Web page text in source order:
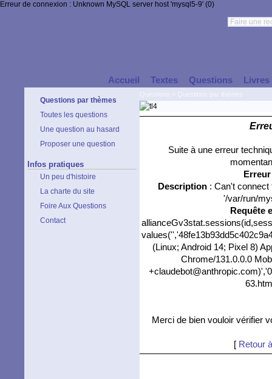
Erreur de connexion : Unknown MySQL server host 'mysql5-9' (0)
Accueil Textes Questions Livres
Questions par thèmes
Toutes les questions
Une question au hasard
Proposer une question
Infos pratiques
Un peu d'histoire
La charte du site
Foire Aux Questions
Contact
Suite à une erreur
Description: Can't connect
'/var/run/
Requête
(Linux; Android 14; Pixel 8)
Chrome/131.0.0.0
Merci de bien vouloir vérifier
[ Retour